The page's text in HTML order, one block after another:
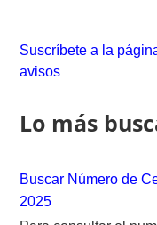
Suscríbete a la
avisos
Lo más
Buscar Número de
2025